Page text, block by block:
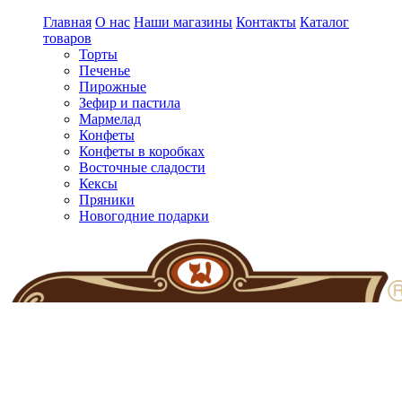
Главная О нас Наши магазины Контакты Каталог
товаров
Торты
Печенье
Пирожные
Зефир и пастила
Мармелад
Конфеты
Конфеты в коробках
Восточные сладости
Кексы
Пряники
Новогодние подарки